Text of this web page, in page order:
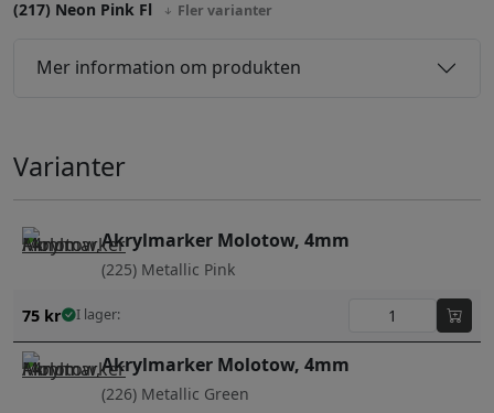
(217) Neon Pink Fl Fler varianter
Mer information om produkten
Varianter
Akrylmarker Molotow, 4mm
(225) Metallic Pink
75 kr I lager:
Akrylmarker Molotow, 4mm
(226) Metallic Green